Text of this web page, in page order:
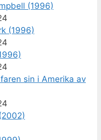
(1996)
(1996)
sin i Amerika av